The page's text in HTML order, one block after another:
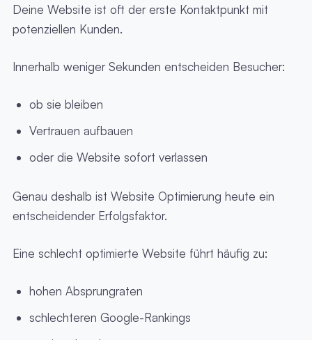
Deine Website ist oft der erste Kontaktpunkt mit
potenziellen Kunden.
Innerhalb weniger Sekunden entscheiden Besucher:
ob sie bleiben
Vertrauen aufbauen
oder die Website sofort verlassen
Genau deshalb ist Website Optimierung heute ein
entscheidender Erfolgsfaktor.
Eine schlecht optimierte Website führt häufig zu:
hohen Absprungraten
schlechteren Google-Rankings